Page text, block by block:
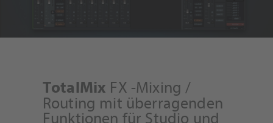
TotalMix FX -Mixing /
Routing mit überragenden
Funktionen für Studio und